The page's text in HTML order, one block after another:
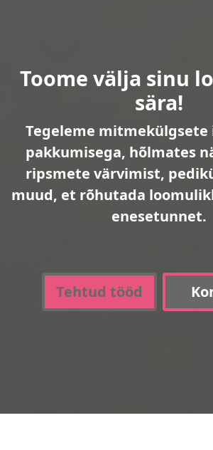
Toome välja sinu
sära!
Tegeleme
pakkumisega, hõlmates
ripsmete värvimist,
muud, et rõhutada
enesetunnet.
Tehtud tööd